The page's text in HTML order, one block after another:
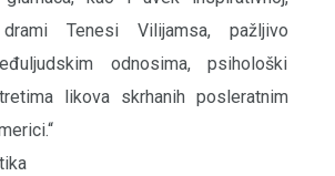
drami Tenesi Vilijamsa, pažljivo
odnosima, psihološki
likova skrhanih posleratnim